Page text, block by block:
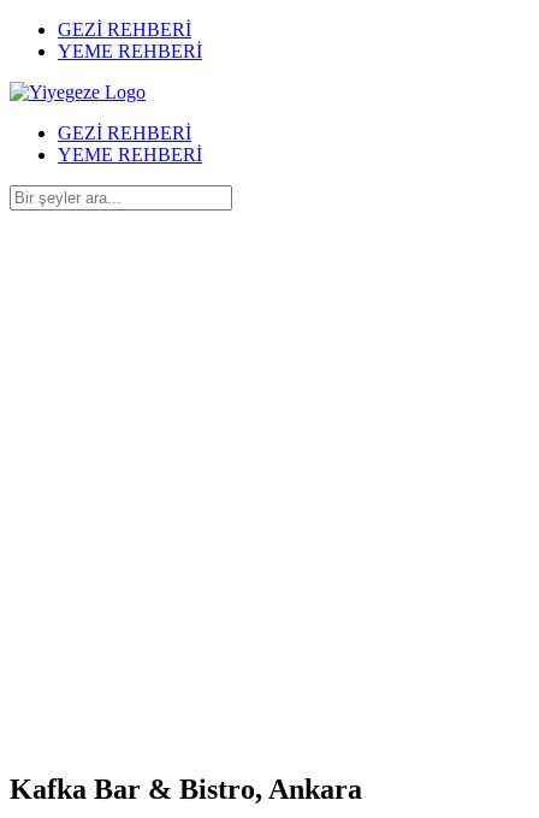
GEZİ REHBERİ
YEME REHBERİ
GEZİ REHBERİ
YEME REHBERİ
Kafka Bar & Bistro, Ankara